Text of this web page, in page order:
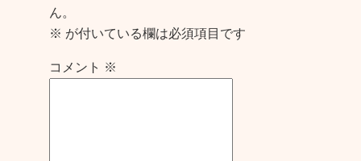
ん。
※ が付いている欄は必須項目です
コメント ※